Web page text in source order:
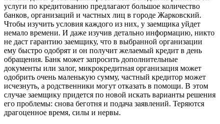
услуги по кредитованию предлагают большое количество
банков, организаций и частных лиц в городе Жарковский.
Чтобы изучить условия каждого из них, у заемщика уйдет
немало времени. И даже изучив детально информацию, никто
не даст гарантию заемщику, что в выбранной организации
ему быстро одобрят и он получит желаемый кредит в день
обращения. Банк может запросить дополнительные
документы или залог, микрокредитная организация может
одобрить очень маленькую сумму, частный кредитор может
исчезнуть, а родственники могут отказать в помощи. В этом
случае заемщику придется по новой искать варианты решения
его проблемы: снова беготня и подача заявлений. Теряются
драгоценное время, силы и нервы.